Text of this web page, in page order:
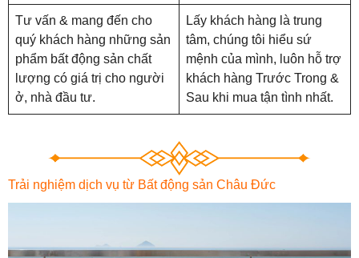
Tư vấn & mang đến cho
quý khách hàng những sản
phẩm bất động sản chất
lượng có giá trị cho người
ở, nhà đầu tư.
Lấy khách hàng là trung
tâm, chúng tôi hiểu sứ
mệnh của mình, luôn hỗ trợ
khách hàng Trước Trong &
Sau khi mua tận tình nhất.
Trải nghiệm dịch vụ từ Bất động sản Châu Đức